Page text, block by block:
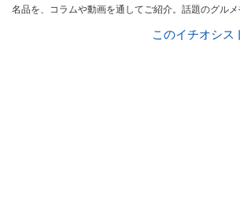
名品を、コラムや動画を通してご紹介。話題のグルメ
インフルエンサーが実際に使用してレビューしてい
このイチオシス